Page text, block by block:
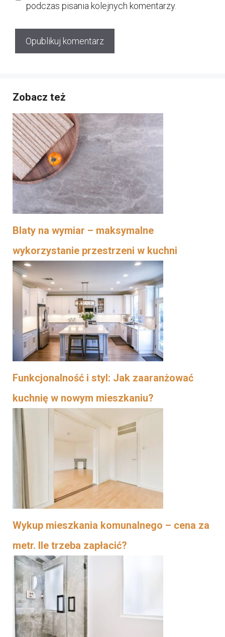
podczas pisania kolejnych komentarzy.
Zobacz też
Blaty na wymiar – maksymalne
wykorzystanie przestrzeni w kuchni
Funkcjonalność i styl: Jak zaaranżować
kuchnię w nowym mieszkaniu?
Wykup mieszkania komunalnego – cena za
metr. Ile trzeba zapłacić?